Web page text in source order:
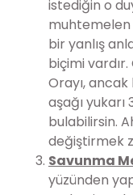
istediğin o
muhtemelen
bir yanlış
biçimi
Orayı,
aşağı
bulabilirsin.
değiştirmek
Savunma
yüzünden